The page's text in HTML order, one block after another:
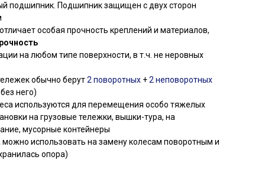
подшипник. Подшипник защищен с двух сторон
особая прочность креплений и материалов,
на любом типе поверхности, в т.ч. не неровных
обычно берут2 поворотных +2 неповоротных
него)
используются для перемещения особо тяжелых
на грузовые тележки, вышки-тура, на
мусорные контейнеры
можно использовать на замену колесам поворотным и
опора)